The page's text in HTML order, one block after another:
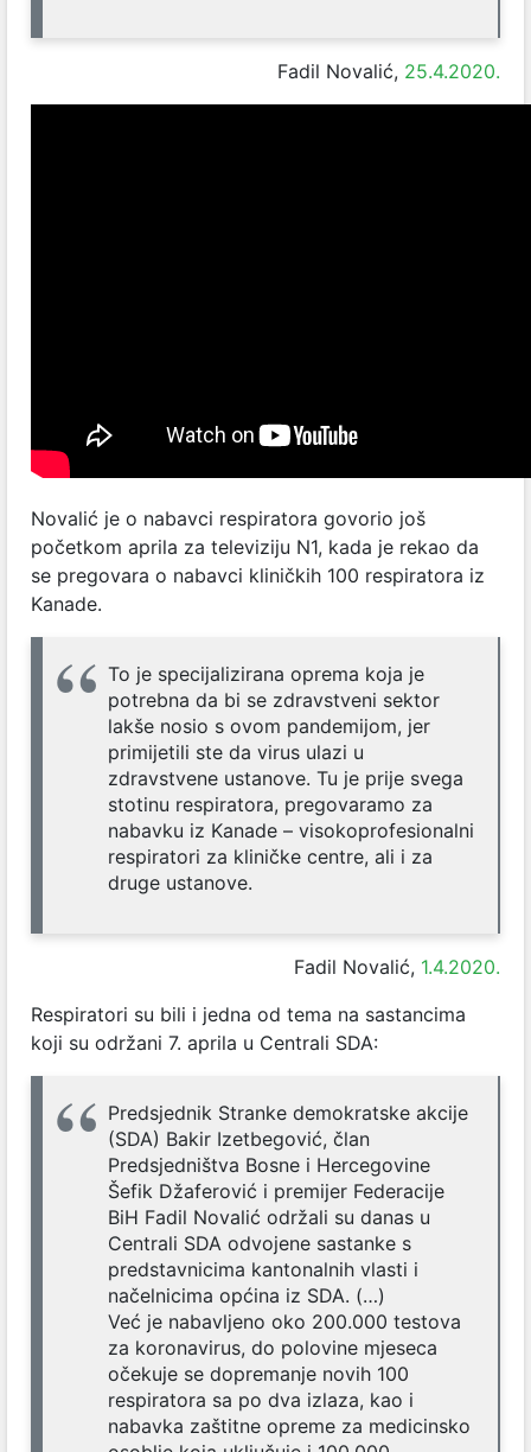
Fadil Novalić, 25.4.2020.
Novalić je o nabavci respiratora govorio još
početkom aprila za televiziju N1, kada je rekao da
se pregovara o nabavci kliničkih 100 respiratora iz
Kanade.
To je specijalizirana oprema koja je
potrebna da bi se zdravstveni sektor
lakše nosio s ovom pandemijom, jer
primijetili ste da virus ulazi u
zdravstvene ustanove. Tu je prije svega
stotinu respiratora, pregovaramo za
nabavku iz Kanade – visokoprofesionalni
respiratori za kliničke centre, ali i za
druge ustanove.
Fadil Novalić, 1.4.2020.
Respiratori su bili i jedna od tema na sastancima
koji su održani 7. aprila u Centrali SDA:
Predsjednik Stranke demokratske akcije
(SDA) Bakir Izetbegović, član
Predsjedništva Bosne i Hercegovine
Šefik Džaferović i premijer Federacije
BiH Fadil Novalić održali su danas u
Centrali SDA odvojene sastanke s
predstavnicima kantonalnih vlasti i
načelnicima općina iz SDA. (…)
Već je nabavljeno oko 200.000 testova
za koronavirus, do polovine mjeseca
očekuje se dopremanje novih 100
respiratora sa po dva izlaza, kao i
nabavka zaštitne opreme za medicinsko